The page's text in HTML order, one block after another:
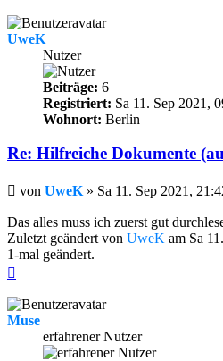
UweK
Nutzer
Beiträge: 6
Registriert: Sa 11. Sep 2021,
Wohnort: Berlin
Re: Hilfreiche Dokumente
Beitrag
von UweK » Sa 11. Sep 2021,
Das alles muss ich zuerst gut
Zuletzt geändert von UweK am Sa
1-mal geändert.
Muse
erfahrener Nutzer